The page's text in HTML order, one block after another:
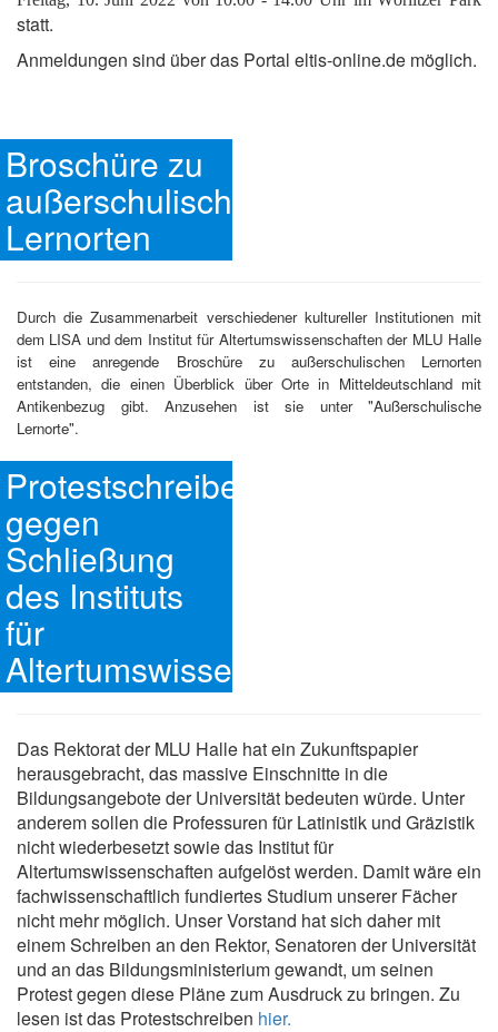
statt.
Anmeldungen sind über das Portal eltis-online.de möglich.
Broschüre zu
außerschulischen
Lernorten
Durch die Zusammenarbeit verschiedener kultureller Institutionen mit
dem LISA und dem Institut für Altertumswissenschaften der MLU Halle
ist eine anregende Broschüre zu außerschulischen Lernorten
entstanden, die einen Überblick über Orte in Mitteldeutschland mit
Antikenbezug gibt. Anzusehen ist sie unter "Außerschulische
Lernorte".
Protestschreiben
gegen
Schließung
des Instituts
für
Altertumswissenschaften
Das Rektorat der MLU Halle hat ein Zukunftspapier
herausgebracht, das massive Einschnitte in die
Bildungsangebote der Universität bedeuten würde. Unter
anderem sollen die Professuren für Latinistik und Gräzistik
nicht wiederbesetzt sowie das Institut für
Altertumswissenschaften aufgelöst werden. Damit wäre ein
fachwissenschaftlich fundiertes Studium unserer Fächer
nicht mehr möglich. Unser Vorstand hat sich daher mit
einem Schreiben an den Rektor, Senatoren der Universität
und an das Bildungsministerium gewandt, um seinen
Protest gegen diese Pläne zum Ausdruck zu bringen. Zu
lesen ist das Protestschreiben hier.